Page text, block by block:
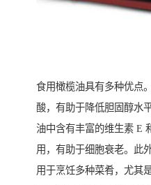
食用橄榄油具有多种优点
酸，有助于降低胆固醇水
油中含有丰富的维生素 E
用，有助于细胞衰老。此
用于烹饪多种菜肴，尤其